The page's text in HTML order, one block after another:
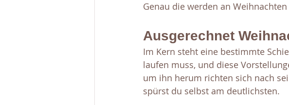
Genau die werden an
Ausgerechnet
Im Kern steht eine bestimmte
laufen muss, und diese
um ihn herum richten sich nach
spürst du selbst am deutlichsten.